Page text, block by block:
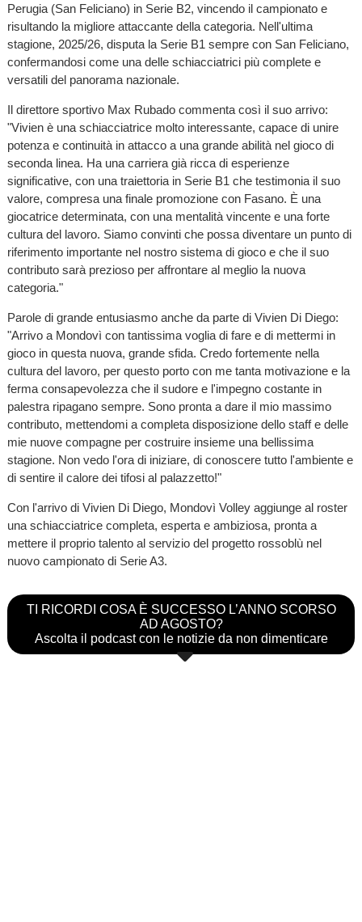
Perugia (San Feliciano) in Serie B2, vincendo il campionato e
risultando la migliore attaccante della categoria. Nell'ultima
stagione, 2025/26, disputa la Serie B1 sempre con San Feliciano,
confermandosi come una delle schiacciatrici più complete e
versatili del panorama nazionale.
Il direttore sportivo Max Rubado commenta così il suo arrivo:
"Vivien è una schiacciatrice molto interessante, capace di unire
potenza e continuità in attacco a una grande abilità nel gioco di
seconda linea. Ha una carriera già ricca di esperienze
significative, con una traiettoria in Serie B1 che testimonia il suo
valore, compresa una finale promozione con Fasano. È una
giocatrice determinata, con una mentalità vincente e una forte
cultura del lavoro. Siamo convinti che possa diventare un punto di
riferimento importante nel nostro sistema di gioco e che il suo
contributo sarà prezioso per affrontare al meglio la nuova
categoria."
Parole di grande entusiasmo anche da parte di Vivien Di Diego:
"Arrivo a Mondovì con tantissima voglia di fare e di mettermi in
gioco in questa nuova, grande sfida. Credo fortemente nella
cultura del lavoro, per questo porto con me tanta motivazione e la
ferma consapevolezza che il sudore e l'impegno costante in
palestra ripagano sempre. Sono pronta a dare il mio massimo
contributo, mettendomi a completa disposizione dello staff e delle
mie nuove compagne per costruire insieme una bellissima
stagione. Non vedo l'ora di iniziare, di conoscere tutto l'ambiente e
di sentire il calore dei tifosi al palazzetto!"
Con l'arrivo di Vivien Di Diego, Mondovì Volley aggiunge al roster
una schiacciatrice completa, esperta e ambiziosa, pronta a
mettere il proprio talento al servizio del progetto rossoblù nel
nuovo campionato di Serie A3.
TI RICORDI COSA È SUCCESSO L’ANNO SCORSO
AD AGOSTO?
Ascolta il podcast con le notizie da non dimenticare